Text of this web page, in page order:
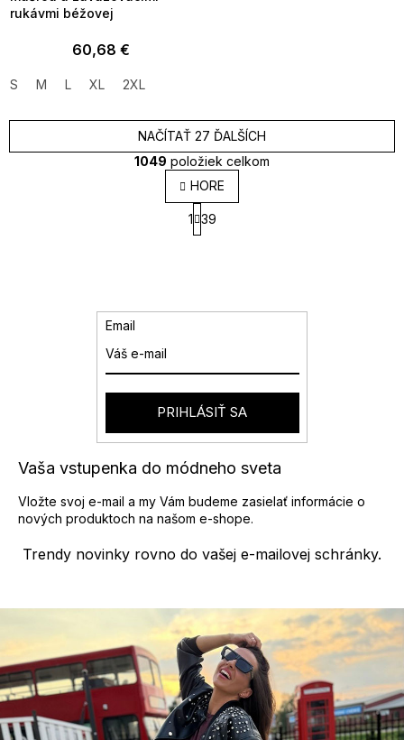
rukávmi béžovej
60,68 €
S M L XL 2XL
O
v
l
á
v
k
y
ý
i
u
NAČÍTAŤ 27 ĎALŠÍCH
S
t
r
v
e
1 39
1049 položiek celkom
HORE
Trendy novinky rovno do vašej e-mailovej schránky.
Vaša vstupenka do módneho sveta
Vložte svoj e-mail a my Vám budeme zasielať informácie o
nových produktoch na našom e-shope.
Email
PRIHLÁSIŤ SA